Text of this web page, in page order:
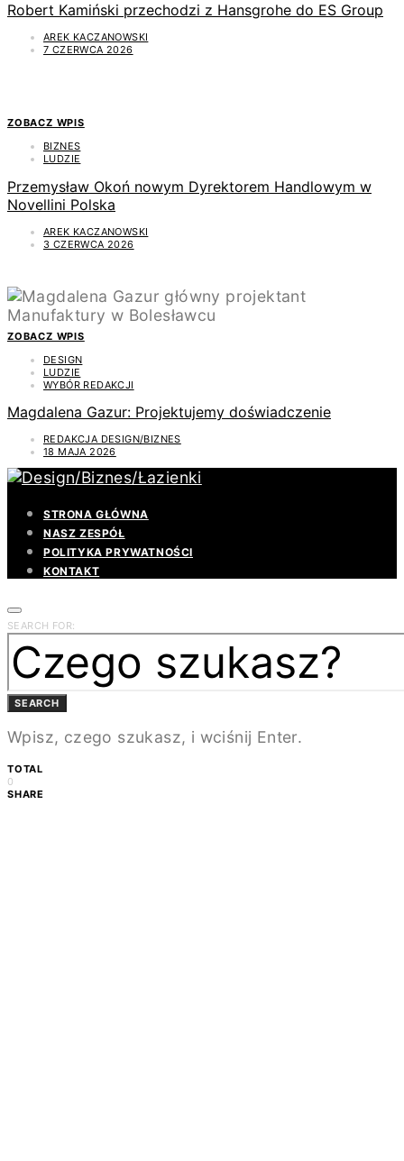
Robert Kamiński przechodzi z Hansgrohe do ES Group
AREK KACZANOWSKI
7 CZERWCA 2026
ZOBACZ WPIS
BIZNES
LUDZIE
Przemysław Okoń nowym Dyrektorem Handlowym w
Novellini Polska
AREK KACZANOWSKI
3 CZERWCA 2026
ZOBACZ WPIS
DESIGN
LUDZIE
WYBÓR REDAKCJI
Magdalena Gazur: Projektujemy doświadczenie
REDAKCJA DESIGN/BIZNES
18 MAJA 2026
STRONA GŁÓWNA
NASZ ZESPÓŁ
POLITYKA PRYWATNOŚCI
KONTAKT
SEARCH FOR:
SEARCH
Wpisz, czego szukasz, i wciśnij Enter.
TOTAL
0
SHARE